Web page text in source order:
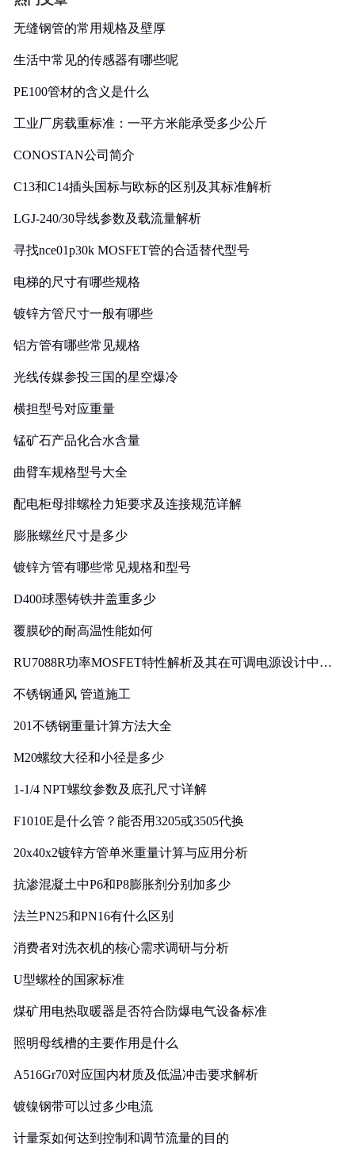
无缝钢管的常用规格及壁厚
生活中常见的传感器有哪些呢
PE100管材的含义是什么
工业厂房载重标准：一平方米能承受多少公斤
CONOSTAN公司简介
C13和C14插头国标与欧标的区别及其标准解析
LGJ-240/30导线参数及载流量解析
寻找nce01p30k MOSFET管的合适替代型号
电梯的尺寸有哪些规格
镀锌方管尺寸一般有哪些
铝方管有哪些常见规格
光线传媒参投三国的星空爆冷
横担型号对应重量
锰矿石产品化合水含量
曲臂车规格型号大全
配电柜母排螺栓力矩要求及连接规范详解
膨胀螺丝尺寸是多少
镀锌方管有哪些常见规格和型号
D400球墨铸铁井盖重多少
覆膜砂的耐高温性能如何
RU7088R功率MOSFET特性解析及其在可调电源设计中的
不锈钢通风 管道施工
201不锈钢重量计算方法大全
M20螺纹大径和小径是多少
1-1/4 NPT螺纹参数及底孔尺寸详解
F1010E是什么管？能否用3205或3505代换
20x40x2镀锌方管单米重量计算与应用分析
抗渗混凝土中P6和P8膨胀剂分别加多少
法兰PN25和PN16有什么区别
消费者对洗衣机的核心需求调研与分析
U型螺栓的国家标准
煤矿用电热取暖器是否符合防爆电气设备标准
照明母线槽的主要作用是什么
A516Gr70对应国内材质及低温冲击要求解析
镀镍钢带可以过多少电流
计量泵如何达到控制和调节流量的目的